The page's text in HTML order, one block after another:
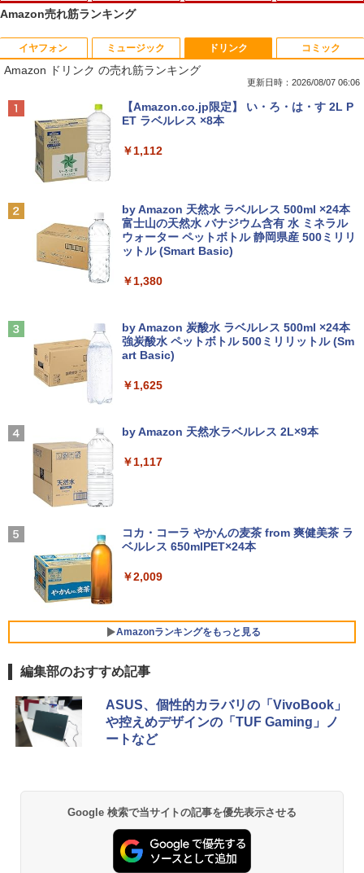
1
タブレットPC Microsoft Surface Pro 5/
7+ 12.3インチ メモリ 8GB SSD256GB
第7世代Core-i5 2.6GHz 2K解像度 2736
x 1824 タッチパネル Office付き/カメラ/
HDMI / Windows 11 Pro 中古タブレット
PC /ノートパソコン 2in1 中古 タブレッ
【マラソンセール期間中ポイント5倍】中
古ノートパソコン 第11世代 Core i5 メモ
リ16GB M.2 SSD256GB 13.3インチ フ
Wi-Fi Bluetooth Windows11 東芝 dyna
￥29,980
トPC CPU Intel Pentium GOLD 6500Y
メモリ12GB SSD 256GB 15インチ フル
HD HDMI USB3.0 WEBカメラ 無線LAN
Wifi Windows11 office JIS 日本語キー
【マラソンセール期間中ポイント5倍】中
古ノートパソコン 第8世代 Core i5 メモ
ows11 Lenovo ThinkPad L580 初期設
定済 すぐ使える 90日保証 送料無料
￥32,980
5
中古 HP EliteBook 840 G8 Core i5 1145
G7 第11世代CPU メモリ16GB SSD256G
1プロ ノートPC14型 hpノートパソコン1
4型
￥47,800
1
ポイント10倍 中古パソコン デスクトッ
プパソコン Windows 11【Office付】
【Windows 11 Pro 64Bit搭載】DELL O
ptiplexシリーズ Core i5搭載/4G/新品SS
D 120GB/DVD-ROM/送料無料【オプショ
ン色々有】
￥24,800
【エントリーでポイント100％還元のチ
ャンス】GMKtec ミニpc G3 Pro Intel C
ore i3 10110U 16GB DDR4 64GBまで増
設 512GB SSD M.2 2242 最大8TB Wind
2 小型PC VESA対応 ミニパソコン 2画面
￥66,248
ore i7 第4世代 Office付き メモリ16GB
SSD512GB 初期設定済 ホワイト ブラッ
ク
4
GMKtec GMK-K8 PLUS-32/1T-W11Pro
6GB SSD1TB B550 グラボなし
￥148,700
1
【マラソンセール期間中ポイント5倍】中
古モニター 17インチ スクエア 店長おま
かせ VGA / DVI ケーブル付き サブモニタ
ー 監視用 ケーブル付き 動作確認済み 30
日保証 送料無料
2
ッチ選択】 モバイルモニター 15.6インチ
ノングレア 非光沢 1080PフルHD コスパ
高画質 デュアルモニター サブモニター
ポータブルモニター ゲーミングモニター
pc ミニPC iPhone対応
ター 新品 フルHD HP Series 3 Pro 324p
PS5 Nintendo Switch 3年保証 転送不可
(型番: 9U5C1AA)
￥12,900
24G4/11 23.8インチ フルHD 180Hz ゲー
ミングモニター FastIPS 1ms(GTG)
￥13,591
5
楽天1位★マラソン限定P2倍【クーポン
15.6インチ モバイルディスプレイ FHD 1
パネル 薄型 軽量 USBType-C miniHDMI
カバースタンド付き PS4/PS5/Switch/P
C/Macなど対応 Ingnok yn02b
1
独身貴族は異世界を謳歌する 〜結婚し
ない男の優雅なおひとりさまライフ〜
（8） 【電子書籍】[ 駒鳥ひわ ]
￥792
￥792
ゾンビのあふれた世界で俺だけが襲われ
￥1,155
茶々京色 ]
Amazon売れ筋ランキング
イヤフォン
Anker Soundcore P40i オフホワイト
Anker Soundcore P31i ブラック
￥5,990
ラック
￥14,990
レスイヤホン bluetooth イヤホン V12 小型
軽量 ブルートゥースHi-Fi 最大36時間再生 ぶ
るーとゅーす コードレス ENCノイズキャン
セリング 自動ペアリング Type-C充電 マイク
￥1,964
Xiaomi シャオミ REDMI Buds 8 Lite ワイヤ
￥2,980
ミュージック
BRUCE WAYNE feat. Flo Milli, ATL Jacob
[Explicit]
￥250
BRUCE WAYNE feat. Flo Milli, ATL Jacob
[Explicit]
￥250
￥250
￥250
ドリンク
Amazon ドリンク の売れ筋ランキング
更新日時：2026/08/07 06:06
【Amazon.co.jp限定】 い・ろ・は・す 2L P
ET ラベルレス ×8本
￥1,112
by Amazon 天然水 ラベルレス 500ml ×24本
富士山の天然水 バナジウム含有 水 ミネラル
ウォーター ペットボトル 静岡県産 500ミリリ
ットル (Smart Basic)
￥1,380
by Amazon 炭酸水 ラベルレス 500ml ×24本
強炭酸水 ペットボトル 500ミリリットル (Sm
art Basic)
￥1,625
by Amazon 天然水ラベルレス 2L×9本
￥1,117
コカ・コーラ やかんの麦茶 from 爽健美茶 ラ
ベルレス 650mlPET×24本
￥2,009
Amazonランキングをもっと見る
コミック
薬屋のひとりごと 17巻 (デジタル版ビッグガ
ンガンコミックス)
￥770
エース)
￥832
編集部のおすすめ記事
ASUS、個性的カラバリの「VivoBook」
や控えめデザインの「TUF Gaming」ノ
ートなど
Google 検索で当サイトの記事を優先表示させる